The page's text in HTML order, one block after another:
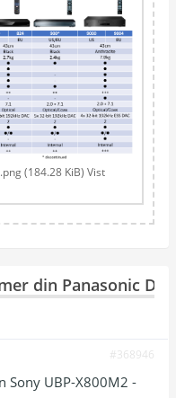
(184.28 KiB) Vist
din Panasonic DP-
#368946
Sony UBP-X800M2 -